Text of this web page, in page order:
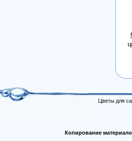
Цветы для
Копирование